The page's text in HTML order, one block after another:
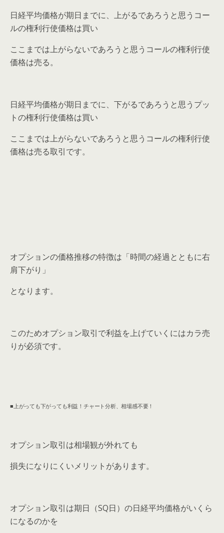
日経平均価格が期日までに、上がるであろうと思うコー
ルの権利行使価格は買い
ここまでは上がらないであろうと思うコールの権利行使
価格は売る。
日経平均価格が期日までに、下がるであろうと思うプッ
トの権利行使価格は買い
ここまでは上がらないであろうと思うコールの権利行使
価格は売る取引です。
オプションの価格推移の特徴は「時間の経過とともに右
肩下がり」
となります。
このためオプション取引で利益を上げていくにはカラ売
りが必須です。
■上がっても下がっても利益！チャート分析、相場感不要！
オプション取引は相場観が外れても
損失になりにくいメリットがあります。
オプション取引は期日（SQ日）の日経平均価格がいくら
になるのかを